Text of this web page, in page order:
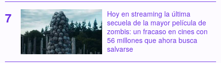
Hoy en streaming la última
secuela de la mayor película de
zombis: un fracaso en cines con
56 millones que ahora busca
salvarse